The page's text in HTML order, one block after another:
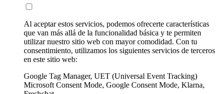
Al aceptar estos servicios, podemos ofrecerte características
que van más allá de la funcionalidad básica y te permiten
utilizar nuestro sitio web con mayor comodidad. Con tu
consentimiento, utilizamos los siguientes servicios de terceros
en este sitio web:
Google Tag Manager, UET (Universal Event Tracking)
Microsoft Consent Mode, Google Consent Mode, Klarna,